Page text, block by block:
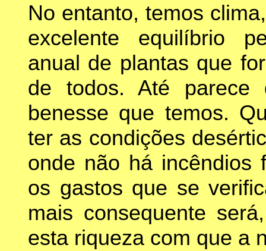
No entanto, temos
excelente equilíbrio
anual de plantas que
de todos. Até parece
benesse que temos.
ter as condições
onde não há incêndios
os gastos que se
mais consequente
esta riqueza com que a